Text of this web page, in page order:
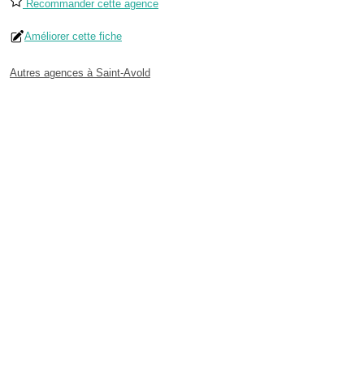
Recommander cette agence
Améliorer cette fiche
Autres agences à Saint-Avold